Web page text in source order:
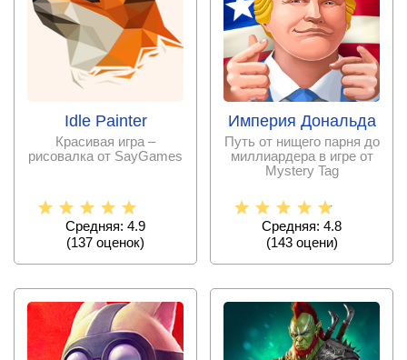
Idle Painter
Красивая игра –
рисовалка от SayGames
Средняя: 4.9
(137 оценок)
Империя Дональда
Путь от нищего парня до
миллиардера в игре от
Mystery Tag
Средняя: 4.8
(143оцени)